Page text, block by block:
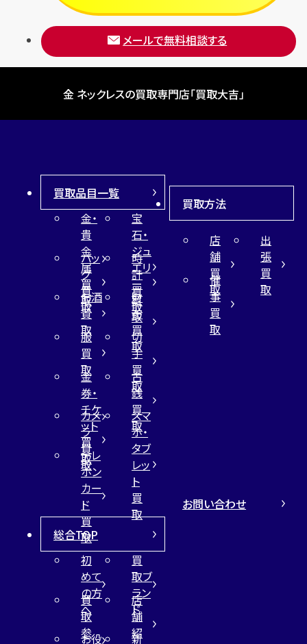
メールで無料相談する
金 ネックレスの買取専門店「買取大吉」
買取品目一覧
金・
貴
金
属
買
取
宝
石・
ジュ
エリ
ー
買
取
バッ
グ
買
取
時
計
買
取
お酒
買
取
財
布
買
取
服
買
取
切
手
買
取
金
券・
チケ
ット
買
取
古
銭
買
取
カメ
ラ
買
取
スマ
ホ・
タブ
レッ
ト
買
取
テレ
ホン
カー
ド
買
取
買取方法
店
舗
買
取
出
張
買
取
催
事
買
取
総合TOP
初
めて
の方
へ
買
取ブ
ラン
ド
買
取
参
店
舗
紹
お役 新
お問い合わせ